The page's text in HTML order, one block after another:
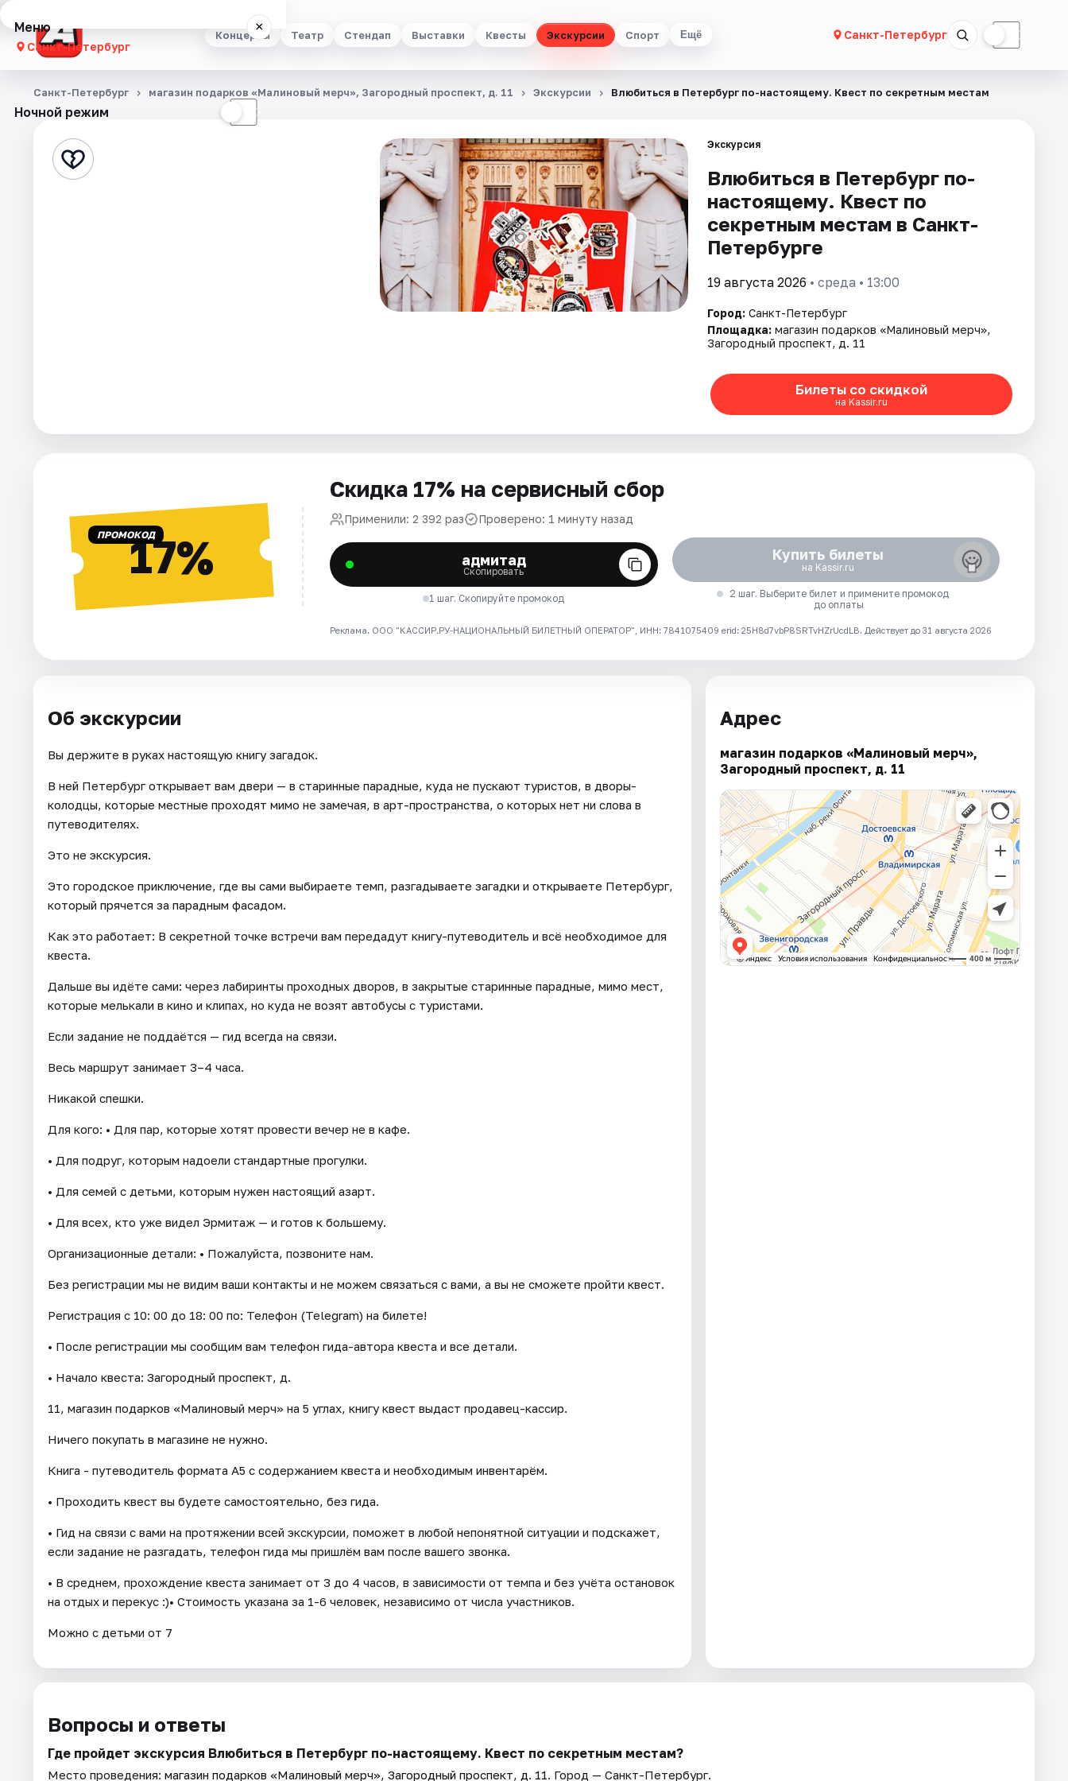
Концерты Театр Стендап Выставки Квесты Экскурсии Спорт Ещё Санкт-Петербург ☾
Меню ×
Санкт-Петербург
Концерты
Стендап
Площадки
Ночной режим ☾
Санкт-Петербург магазин подарков «Малиновый мерч», Загородный проспект, д. 11 Экскурсии Влюбиться в Петербург по-настоящему. Квест по секретным местам
Экскурсия
Влюбиться в Петербург по-
настоящему. Квест по
секретным местам в Санкт-
Петербурге
19 августа 2026 • среда • 13:00
Город: Санкт-Петербург
Площадка: магазин подарков «Малиновый мерч»,
Загородный проспект, д. 11
Билеты со скидкой
на Kassir.ru
ПРОМОКОД17%
Скидка 17% на сервисный сбор
Применили: 2 392 раз Проверено: 1 минуту назад
адмитад
Скопировать
1 шаг. Скопируйте промокод
Купить билеты
на Kassir.ru
2 шаг. Выберите билет и примените промокод
до оплаты
Реклама. ООО "КАССИР.РУ-НАЦИОНАЛЬНЫЙ БИЛЕТНЫЙ ОПЕРАТОР", ИНН: 7841075409 erid: 25H8d7vbP8SRTvHZrUcdLB. Действует до 31 августа 2026
Об экскурсии
Вы держите в руках настоящую книгу загадок.
В ней Петербург открывает вам двери — в старинные парадные, куда не пускают туристов, в дворы-
колодцы, которые местные проходят мимо не замечая, в арт-пространства, о которых нет ни слова в
путеводителях.
Это не экскурсия.
Это городское приключение, где вы сами выбираете темп, разгадываете загадки и открываете Петербург,
который прячется за парадным фасадом.
Как это работает: В секретной точке встречи вам передадут книгу-путеводитель и всё необходимое для
квеста.
Дальше вы идёте сами: через лабиринты проходных дворов, в закрытые старинные парадные, мимо мест,
которые мелькали в кино и клипах, но куда не возят автобусы с туристами.
Если задание не поддаётся — гид всегда на связи.
Весь маршрут занимает 3–4 часа.
Никакой спешки.
Для кого: • Для пар, которые хотят провести вечер не в кафе.
• Для подруг, которым надоели стандартные прогулки.
• Для семей с детьми, которым нужен настоящий азарт.
• Для всех, кто уже видел Эрмитаж — и готов к большему.
Организационные детали: • Пожалуйста, позвоните нам.
Без регистрации мы не видим ваши контакты и не можем связаться с вами, а вы не сможете пройти квест.
Регистрация с 10: 00 до 18: 00 по: Телефон (Telegram) на билете!
• После регистрации мы сообщим вам телефон гида-автора квеста и все детали.
• Начало квеста: Загородный проспект, д.
11, магазин подарков «Малиновый мерч» на 5 углах, книгу квест выдаст продавец-кассир.
Ничего покупать в магазине не нужно.
Книга - путеводитель формата А5 с содержанием квеста и необходимым инвентарём.
• Проходить квест вы будете самостоятельно, без гида.
• Гид на связи с вами на протяжении всей экскурсии, поможет в любой непонятной ситуации и подскажет,
если задание не разгадать, телефон гида мы пришлём вам после вашего звонка.
• В среднем, прохождение квеста занимает от 3 до 4 часов, в зависимости от темпа и без учёта остановок
на отдых и перекус :)• Стоимость указана за 1-6 человек, независимо от числа участников.
Можно с детьми от 7
Адрес
магазин подарков «Малиновый мерч»,
Загородный проспект, д. 11
Вопросы и ответы
Где пройдет экскурсия Влюбиться в Петербург по-настоящему. Квест по секретным местам?
Место проведения: магазин подарков «Малиновый мерч», Загородный проспект, д. 11. Город — Санкт-Петербург.